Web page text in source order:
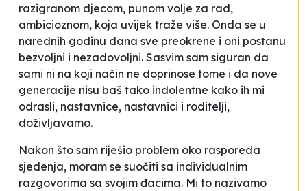
razigranom djecom, punom volje za rad,
ambicioznom, koja uvijek traže više. Onda se u
narednih godinu dana sve preokrene i oni postanu
bezvoljni i nezadovoljni. Sasvim sam siguran da
sami ni na koji način ne doprinose tome i da nove
generacije nisu baš tako indolentne kako ih mi
odrasli, nastavnice, nastavnici i roditelji,
doživljavamo.
Nakon što sam riješio problem oko rasporeda
sjedenja, moram se suočiti sa individualnim
razgovorima sa svojim đacima. Mi to nazivamo